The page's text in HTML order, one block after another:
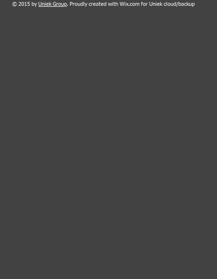
© 2015 byUniek Group. Proudly created with Wix.com for Uniek cloud/backup